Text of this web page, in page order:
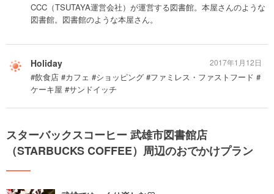
CCC（TSUTAYA運営会社）が運営する図書館。本屋さんのような
図書館。図書館のような本屋さん。
Holiday
#飲食店 #カフェ #ショッピング #ファミレス・ファストフード #
ケーキ屋 #サンドイッチ
2017年1月12日
スターバックスコーヒー 武雄市図書館店
（STARBUCKS COFFEE）周辺のおでかけプラン